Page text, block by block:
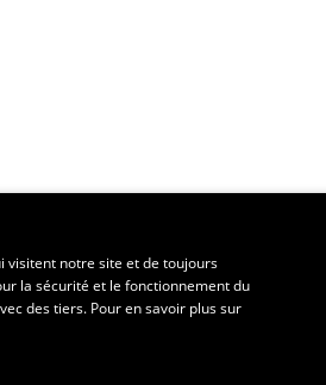
visitent notre site et de toujours
la sécurité et le fonctionnement du
des tiers. Pour en savoir plus sur